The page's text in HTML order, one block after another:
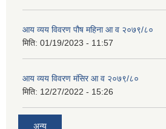
आय व्यय विवरण पौष महिना आ व २०७९/८०
मिति: 01/19/2023 - 11:57
आय व्यय विवरण मंसिर आ व २०७९/८०
मिति: 12/27/2022 - 15:26
अन्य